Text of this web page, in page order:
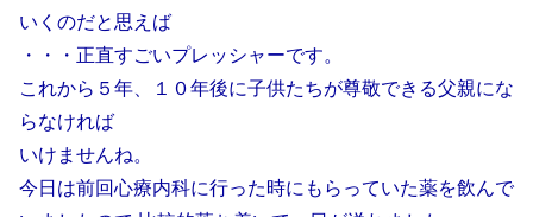
いくのだと思えば
・・・正直すごいプレッシャーです。
これから５年、１０年後に子供たちが尊敬できる父親にな
らなければ
いけませんね。
今日は前回心療内科に行った時にもらっていた薬を飲んで